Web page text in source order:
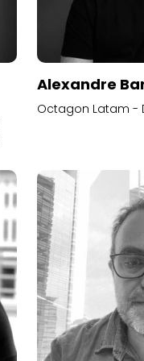
Alexandre
Octagon Latam -